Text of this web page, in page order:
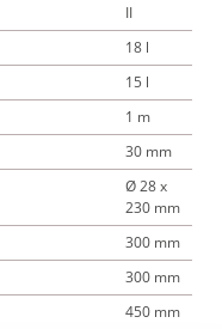
II
18 l
15 l
1 m
30 mm
Ø 28 x
230 mm
300 mm
300 mm
450 mm